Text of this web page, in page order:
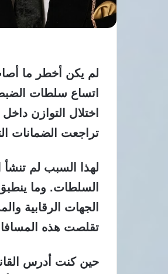
لم يكن أخطر ما
اتساع سلطات
اختلال التوازن
تراجعت الضمانات
لهذا السبب لم تنشأ
السلطات. وما
الجهات الرقابية
تقلصت هذه
حين كنت أدرس